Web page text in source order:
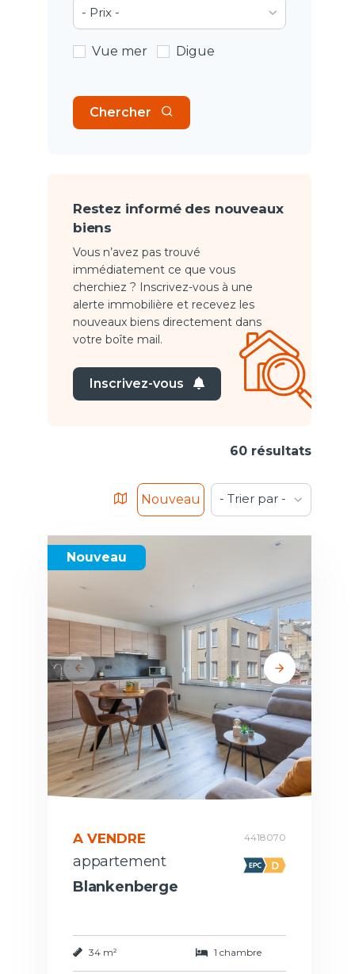
- Prix -
Vue mer Digue
Chercher
Restez informé des nouveaux
biens
Vous n’avez pas trouvé
immédiatement ce que vous
cherchiez ? Inscrivez-vous à une
alerte immobilière et recevez les
nouveaux biens directement dans
votre boîte mail.
Inscrivez-vous
60 résultats
Nouveau - Trier par -
Nouveau
A VENDRE 4418070
appartement
Blankenberge
34 m² 1 chambre